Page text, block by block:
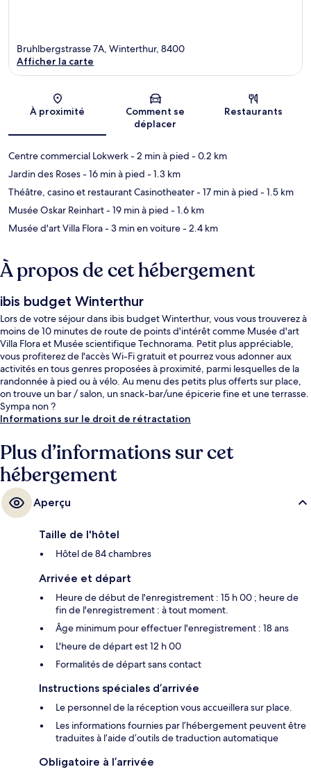
Carte
Bruhlbergstrasse 7A, Winterthur, 8400
Afficher la carte
À proximité
Comment se
déplacer
Restaurants
Centre commercial Lokwerk- 2 min à pied - 0.2 km
Jardin des Roses- 16 min à pied - 1.3 km
Théâtre, casino et restaurant Casinotheater- 17 min à pied - 1.5 km
Musée Oskar Reinhart- 19 min à pied - 1.6 km
Musée d'art Villa Flora- 3 min en voiture- 2.4 km
À propos de cet hébergement
ibis budget Winterthur
Lors de votre séjour dans ibis budget Winterthur, vous vous trouverez à
moins de 10 minutes de route de points d'intérêt comme Musée d'art
Villa Flora et Musée scientifique Technorama. Petit plus appréciable,
vous profiterez de l'accès Wi-Fi gratuit et pourrez vous adonner aux
activités en tous genres proposées à proximité, parmi lesquelles de la
randonnée à pied ou à vélo. Au menu des petits plus offerts sur place,
on trouve un bar / salon, un snack-bar/une épicerie fine et une terrasse.
Sympa non ?
Informations sur le droit de rétractation
Plus d’informations sur cet
hébergement
Aperçu
Taille de l'hôtel
Hôtel de 84 chambres
Arrivée et départ
Heure de début de l'enregistrement : 15 h 00 ; heure de
fin de l'enregistrement : à tout moment.
Âge minimum pour effectuer l'enregistrement : 18 ans
L'heure de départ est 12 h 00
Formalités de départ sans contact
Instructions spéciales d’arrivée
Le personnel de la réception vous accueillera sur place.
Les informations fournies par l’hébergement peuvent être
traduites à l’aide d’outils de traduction automatique
Obligatoire à l’arrivée